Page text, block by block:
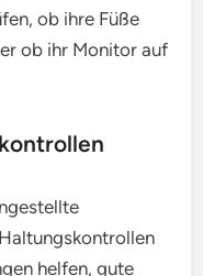
ob ihre Füße
ob ihr Monitor auf
helfen, gute